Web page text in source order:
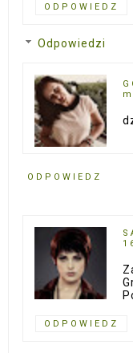
ODPOWIEDZ
Odpowiedzi
ODPOWIEDZ
ODPOWIEDZ